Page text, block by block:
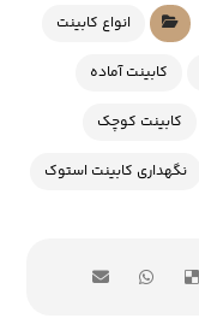
انواع کابینت
کابینت آماده
کابینت کوچک
نگهداری کابینت استوک